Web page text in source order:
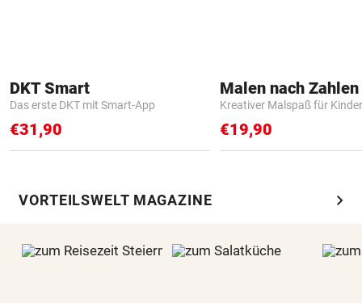
DKT Smart
Das erste DKT mit Smart-App
€31,90
Kreativer Malspaß für Kinder
€19,90
VORTEILSWELT MAGAZINE chevron_right